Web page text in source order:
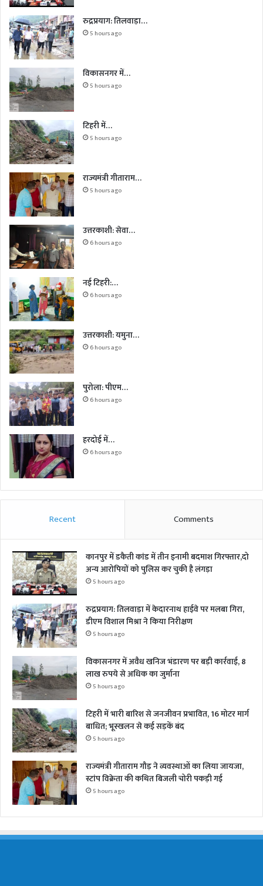
रुद्रप्रयाग: तिलवाड़ा…
5 hours ago
विकासनगर में…
5 hours ago
टिहरी में…
5 hours ago
राज्यमंत्री गीताराम…
5 hours ago
उत्तरकाशी: सेवा…
6 hours ago
नई टिहरी:…
6 hours ago
उत्तरकाशी: यमुना…
6 hours ago
पुरोला: पीएम…
6 hours ago
हरदोई में…
6 hours ago
Recent Comments
कानपुर में डकैती कांड में तीन इनामी बदमाश गिरफ्तार,दो
अन्य आरोपियों को पुलिस कर चुकी है लंगड़ा
5 hours ago
रुद्रप्रयाग: तिलवाड़ा में केदारनाथ हाईवे पर मलबा गिरा,
डीएम विशाल मिश्रा ने किया निरीक्षण
5 hours ago
विकासनगर में अवैध खनिज भंडारण पर बड़ी कार्रवाई, 8
लाख रुपये से अधिक का जुर्माना
5 hours ago
टिहरी में भारी बारिश से जनजीवन प्रभावित, 16 मोटर मार्ग
बाधित; भूस्खलन से कई सड़कें बंद
5 hours ago
राज्यमंत्री गीताराम गौड़ ने व्यवस्थाओं का लिया जायजा,
स्टांप विक्रेता की कथित बिजली चोरी पकड़ी गई
5 hours ago